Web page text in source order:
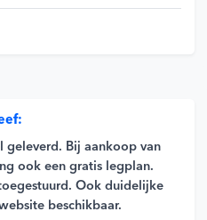
geleverd. Bij aankoop van
ook een gratis legplan.
Ook duidelijke
beschikbaar.